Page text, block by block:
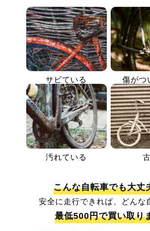
サビている 傷がつ
汚れている
こんな自転車でも大丈
安全に走行できれば、どんな
最低500円で買い取り